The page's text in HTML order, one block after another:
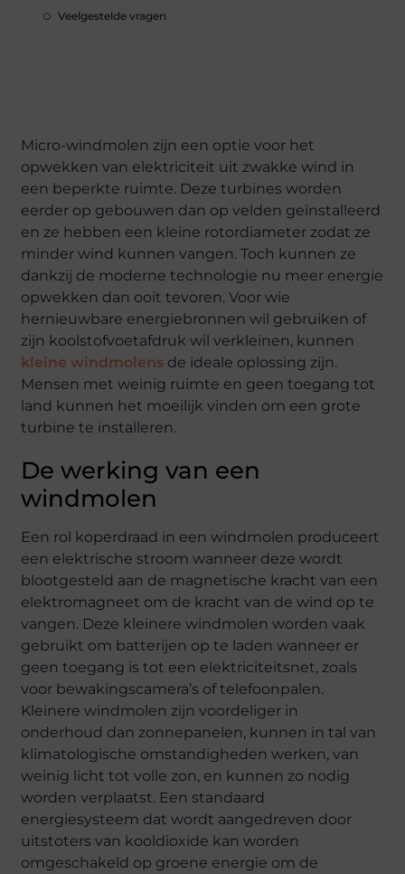
Veelgestelde vragen
Micro-windmolen zijn een optie voor het
opwekken van elektriciteit uit zwakke wind in
een beperkte ruimte. Deze turbines worden
eerder op gebouwen dan op velden geïnstalleerd
en ze hebben een kleine rotordiameter zodat ze
minder wind kunnen vangen. Toch kunnen ze
dankzij de moderne technologie nu meer energie
opwekken dan ooit tevoren. Voor wie
hernieuwbare energiebronnen wil gebruiken of
zijn koolstofvoetafdruk wil verkleinen, kunnen
kleine windmolens de ideale oplossing zijn.
Mensen met weinig ruimte en geen toegang tot
land kunnen het moeilijk vinden om een grote
turbine te installeren.
De werking van een
windmolen
Een rol koperdraad in een windmolen produceert
een elektrische stroom wanneer deze wordt
blootgesteld aan de magnetische kracht van een
elektromagneet om de kracht van de wind op te
vangen. Deze kleinere windmolen worden vaak
gebruikt om batterijen op te laden wanneer er
geen toegang is tot een elektriciteitsnet, zoals
voor bewakingscamera’s of telefoonpalen.
Kleinere windmolen zijn voordeliger in
onderhoud dan zonnepanelen, kunnen in tal van
klimatologische omstandigheden werken, van
weinig licht tot volle zon, en kunnen zo nodig
worden verplaatst. Een standaard
energiesysteem dat wordt aangedreven door
uitstoters van kooldioxide kan worden
omgeschakeld op groene energie om de